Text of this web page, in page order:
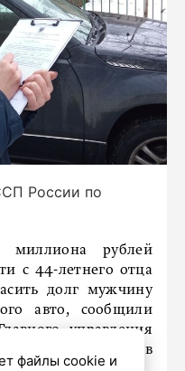
России по
миллиона рублей
с 44-летнего отца
долг мужчину
авто, сообщили
управления
приставов
файлы cookie и